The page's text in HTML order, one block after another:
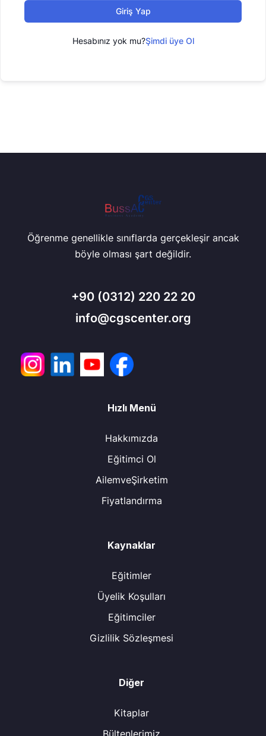
Giriş Yap
Hesabınız yok mu?Şimdi üye Ol
Öğrenme genellikle sınıflarda gerçekleşir ancak
böyle olması şart değildir.
+90 (0312) 220 22 20
info@cgscenter.org
Hızlı Menü
Hakkımızda
Eğitimci Ol
AilemveŞirketim
Fiyatlandırma
Kaynaklar
Eğitimler
Üyelik Koşulları
Eğitimciler
Gizlilik Sözleşmesi
Diğer
Kitaplar
Bültenlerimiz